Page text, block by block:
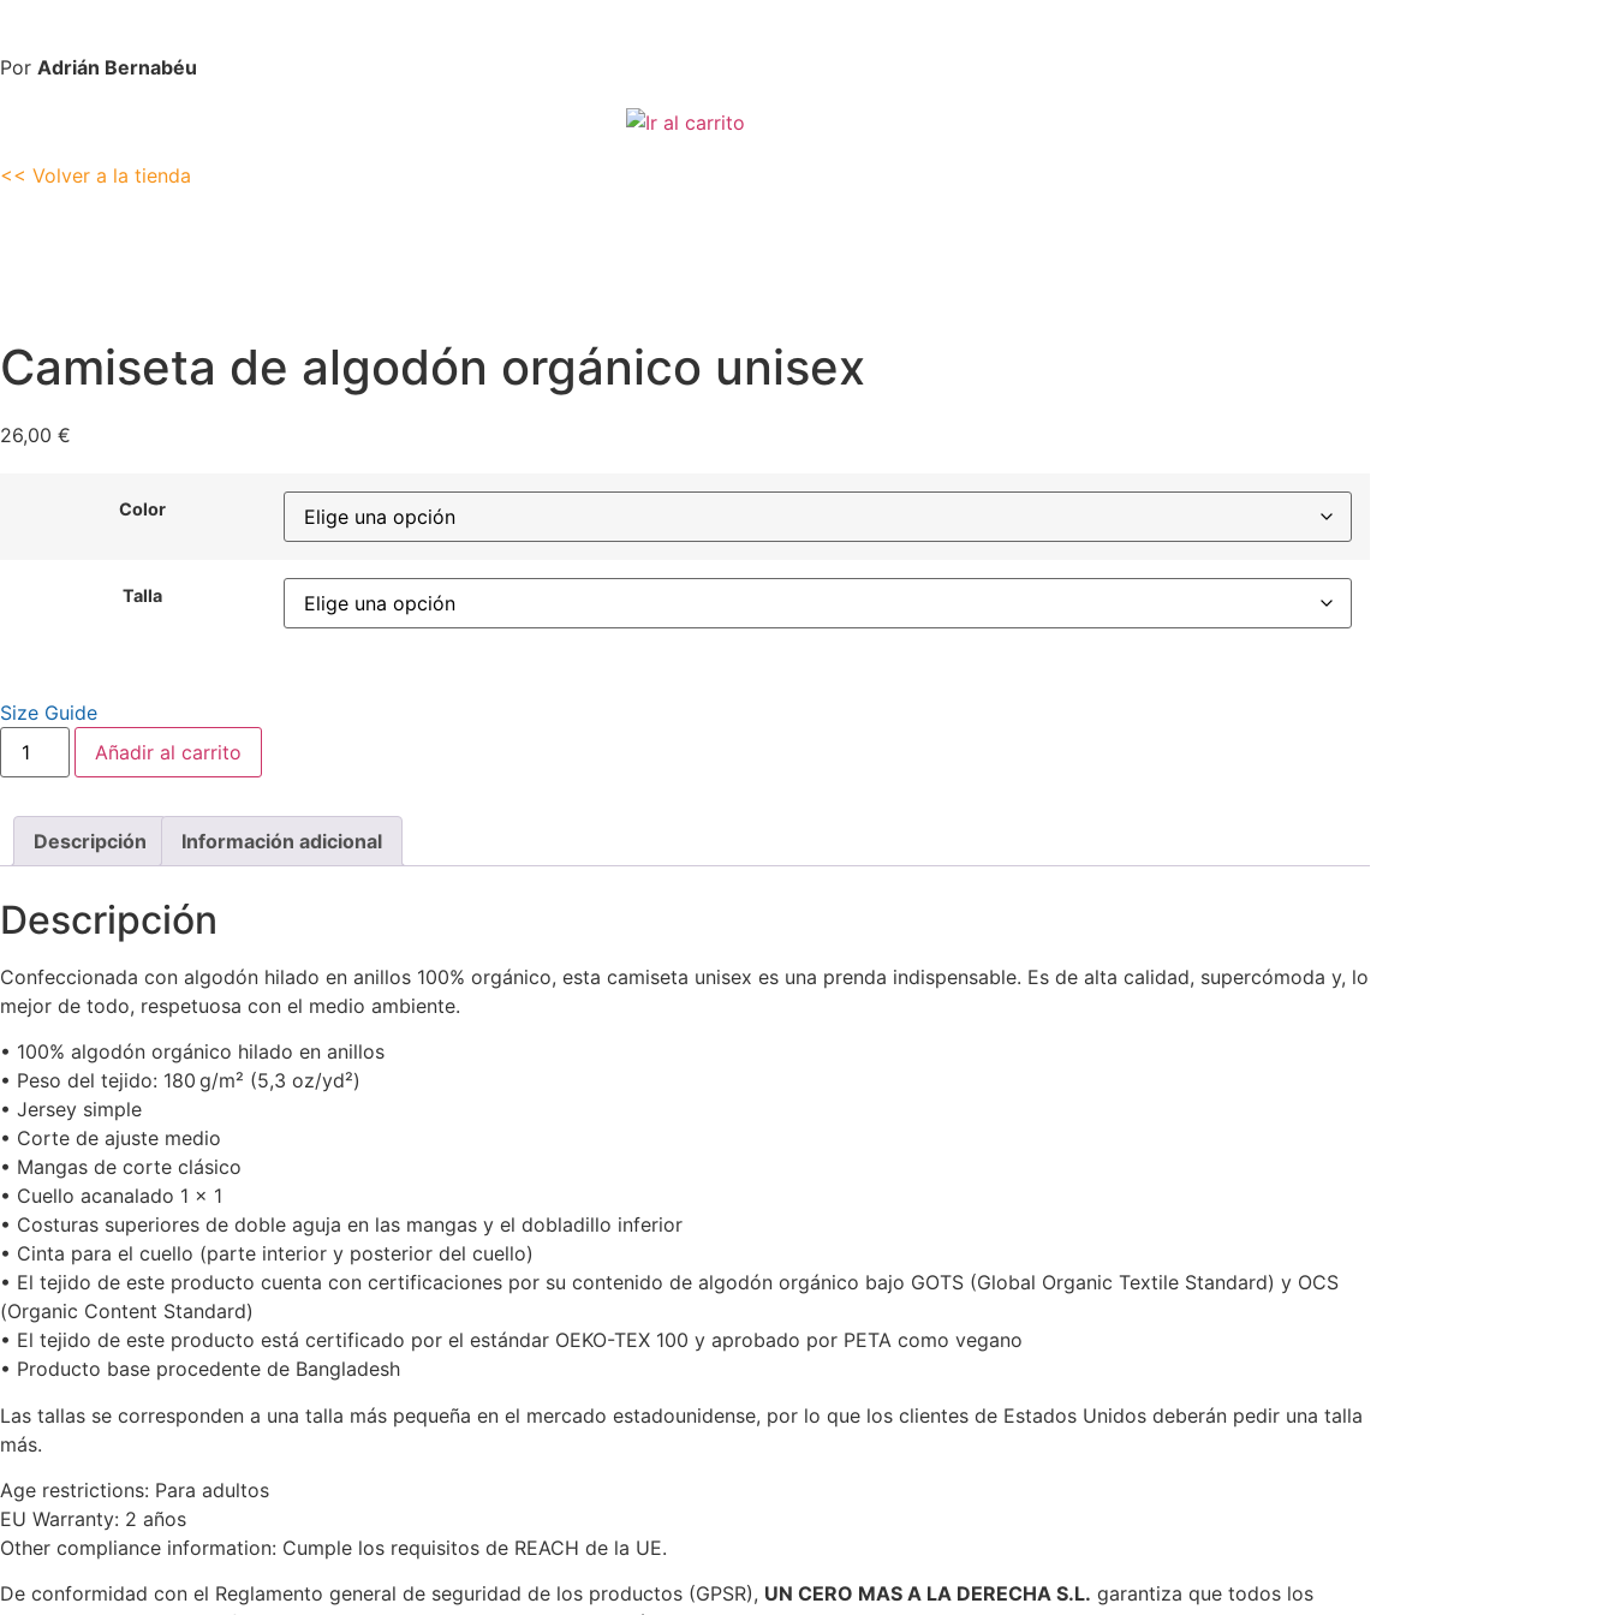
Por Adrián Bernabéu
<< Volver a la tienda
Camiseta de algodón orgánico unisex
26,00 €
Color
Talla
Size Guide
Camiseta
algodón
unisex
cantidad
Añadir al carrito
Descripción Información adicional
Descripción
Confeccionada con algodón hilado en anillos 100% orgánico, esta camiseta unisex es una prenda indispensable. Es de alta calidad, supercómoda y, lo
mejor de todo, respetuosa con el medio ambiente.
• 100% algodón orgánico hilado en anillos
• Peso del tejido: 180 g/m² (5,3 oz/yd²)
• Jersey simple
• Corte de ajuste medio
• Mangas de corte clásico
• Cuello acanalado 1 × 1
• Costuras superiores de doble aguja en las mangas y el dobladillo inferior
• Cinta para el cuello (parte interior y posterior del cuello)
• El tejido de este producto cuenta con certificaciones por su contenido de algodón orgánico bajo GOTS (Global Organic Textile Standard) y OCS
(Organic Content Standard)
• El tejido de este producto está certificado por el estándar OEKO-TEX 100 y aprobado por PETA como vegano
• Producto base procedente de Bangladesh
Las tallas se corresponden a una talla más pequeña en el mercado estadounidense, por lo que los clientes de Estados Unidos deberán pedir una talla
más.
Age restrictions: Para adultos
EU Warranty: 2 años
Other compliance information: Cumple los requisitos de REACH de la UE.
De conformidad con el Reglamento general de seguridad de los productos (GPSR), UN CERO MAS A LA DERECHA S.L. garantiza que todos los